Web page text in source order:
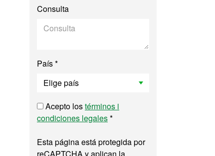
Consulta
País *
Acepto lostérminos i
condiciones legales*
Esta página está protegida por